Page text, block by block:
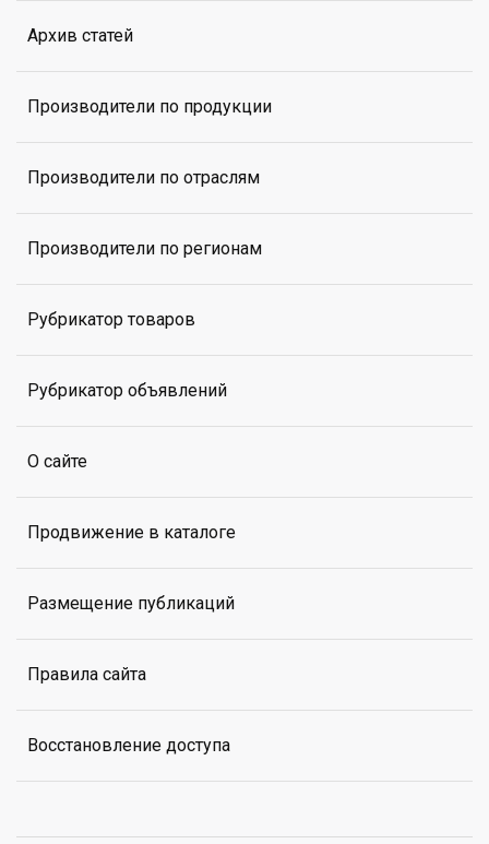
Архив статей
Производители по продукции
Производители по отраслям
Производители по регионам
Рубрикатор товаров
Рубрикатор объявлений
О сайте
Продвижение в каталоге
Размещение публикаций
Правила сайта
Восстановление доступа